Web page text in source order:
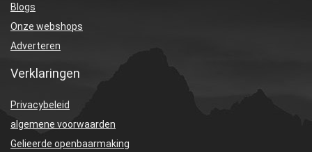
Blogs
Onze webshops
Adverteren
Verklaringen
Privacybeleid
algemene voorwaarden
Gelieerde openbaarmaking